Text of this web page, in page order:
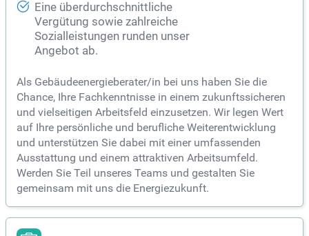
Eine überdurchschnittliche
Vergütung sowie zahlreiche
Sozialleistungen runden unser
Angebot ab.
Als Gebäudeenergieberater/in bei uns haben Sie die
Chance, Ihre Fachkenntnisse in einem zukunftssicheren
und vielseitigen Arbeitsfeld einzusetzen. Wir legen Wert
auf Ihre persönliche und berufliche Weiterentwicklung
und unterstützen Sie dabei mit einer umfassenden
Ausstattung und einem attraktiven Arbeitsumfeld.
Werden Sie Teil unseres Teams und gestalten Sie
gemeinsam mit uns die Energiezukunft.